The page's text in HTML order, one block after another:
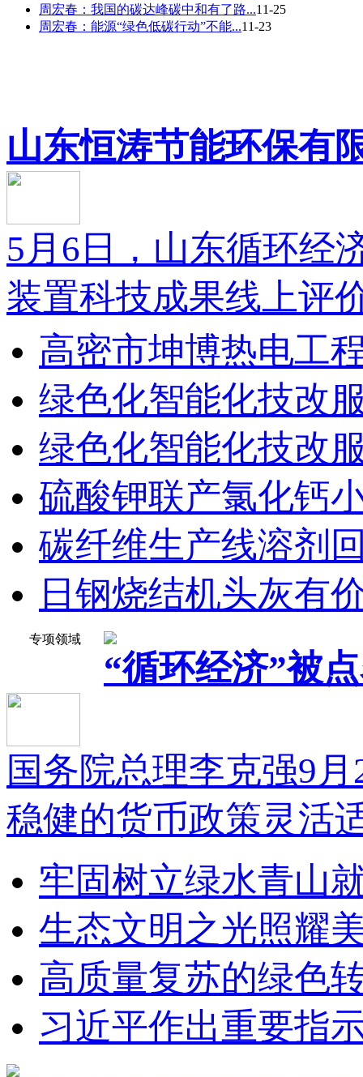
周宏春：我国的碳达峰碳中和有了路...11-25
周宏春：能源“绿色低碳行动”不能...11-23
山东恒涛节能环保有
5月6日，山东循环经
装置科技成果线上评
高密市坤博热电工
绿色化智能化技改
绿色化智能化技改
硫酸钾联产氯化钙
碳纤维生产线溶剂
日钢烧结机头灰有
专项领域
“循环经济”被
国务院总理李克强9
稳健的货币政策灵活
牢固树立绿水青山
生态文明之光照耀
高质量复苏的绿色
习近平作出重要指